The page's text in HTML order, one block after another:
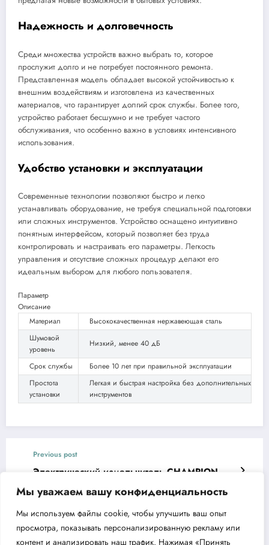
Мы уважаем вашу конфиденциальность
Мы используем файлы cookie, чтобы улучшить ваш опыт
просмотра, показывать персонализированную рекламу или
контент и анализировать наш трафик. Нажимая «Принять
Надежность и долговечность
Среди множества устройств важно выбрать то, которое
прослужит долго и не потребует постоянного ремонта.
Представленная модель обладает высокой устойчивостью к
внешним воздействиям и изготовлена из качественных
материалов, что гарантирует долгий срок службы. Более того,
устройство работает бесшумно и не требует частого
обслуживания, что особенно важно в условиях интенсивного
использования.
Удобство установки и эксплуатации
Современные технологии позволяют быстро и легко
устанавливать оборудование, не требуя специальной подготовки
или сложных инструментов. Устройство оснащено интуитивно
понятным интерфейсом, который позволяет без труда
контролировать и настраивать его параметры. Легкость
управления и отсутствие сложных процедур делают его
идеальным выбором для любого пользователя.
Параметр
Описание
Материал
Высококачественная нержавеющая сталь
Шумовой
уровень
Низкий, менее 40 дБ
Срок службы
Более 10 лет при правильной эксплуатации
Простота
установки
Легкая и быстрая настройка без дополнительных
инструментов
Previous post
Электрический измельчитель CHAMPION
Мотопомпа CHAMPION GP26-II Обзор и
Характеристики